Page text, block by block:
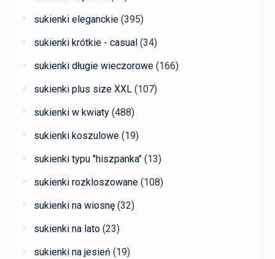
sukienki eleganckie (395)
sukienki krótkie - casual (34)
sukienki długie wieczorowe (166)
sukienki plus size XXL (107)
sukienki w kwiaty (488)
sukienki koszulowe (19)
sukienki typu "hiszpanka" (13)
sukienki rozkloszowane (108)
sukienki na wiosnę (32)
sukienki na lato (23)
sukienki na jesień (19)